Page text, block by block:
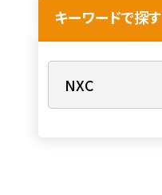
キーワードで探す